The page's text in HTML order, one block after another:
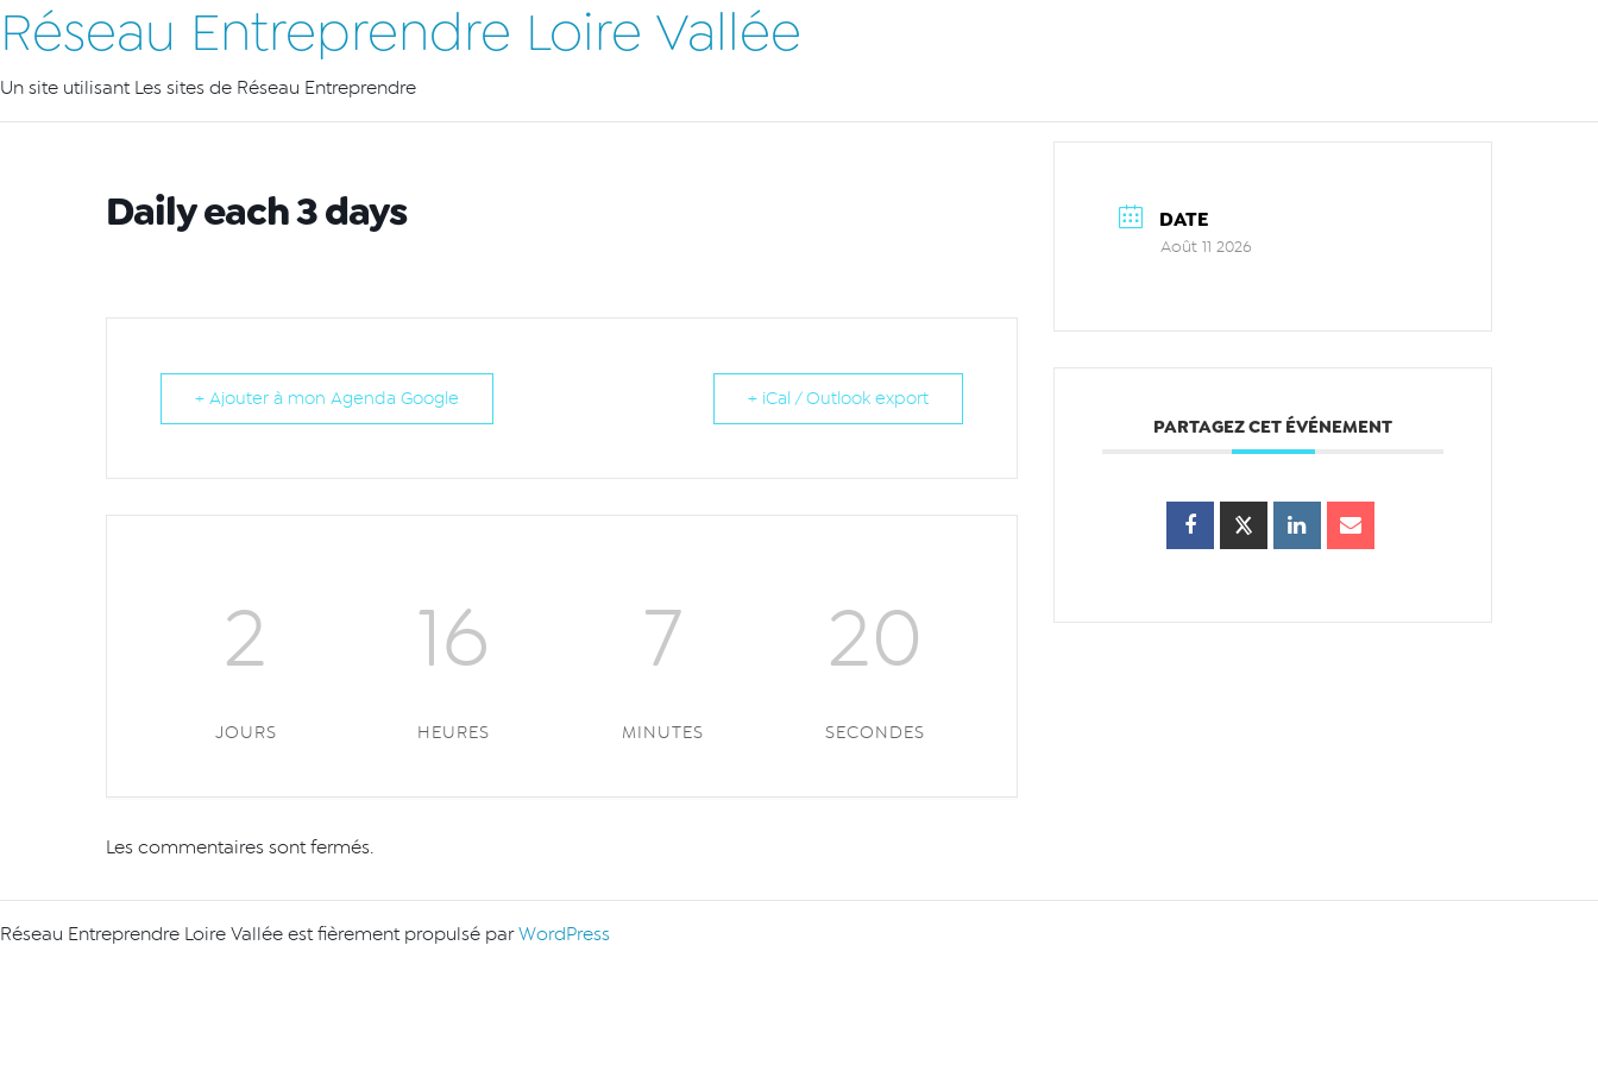
Réseau Entreprendre Loire Vallée
Un site utilisant Les sites de Réseau Entreprendre
Daily each 3 days
+ Ajouter à mon Agenda Google + iCal / Outlook export
2
JOURS
16
HEURES
7
MINUTES
20
SECONDES
DATE
Août 11 2026
PARTAGEZ CET ÉVÉNEMENT
Les commentaires sont fermés.
Réseau Entreprendre Loire Vallée est fièrement propulsé parWordPress